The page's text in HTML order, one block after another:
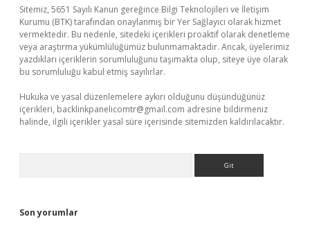
Sitemiz, 5651 Sayılı Kanun gereğince Bilgi Teknolojileri ve İletişim
Kurumu (BTK) tarafından onaylanmış bir Yer Sağlayıcı olarak hizmet
vermektedir. Bu nedenle, sitedeki içerikleri proaktif olarak denetleme
veya araştırma yükümlülüğümüz bulunmamaktadır. Ancak, üyelerimiz
yazdıkları içeriklerin sorumluluğunu taşımakta olup, siteye üye olarak
bu sorumluluğu kabul etmiş sayılırlar.
Hukuka ve yasal düzenlemelere aykırı olduğunu düşündüğünüz
içerikleri, backlinkpanelicomtr@gmail.com adresine bildirmeniz
halinde, ilgili içerikler yasal süre içerisinde sitemizden kaldırılacaktır.
Son yorumlar